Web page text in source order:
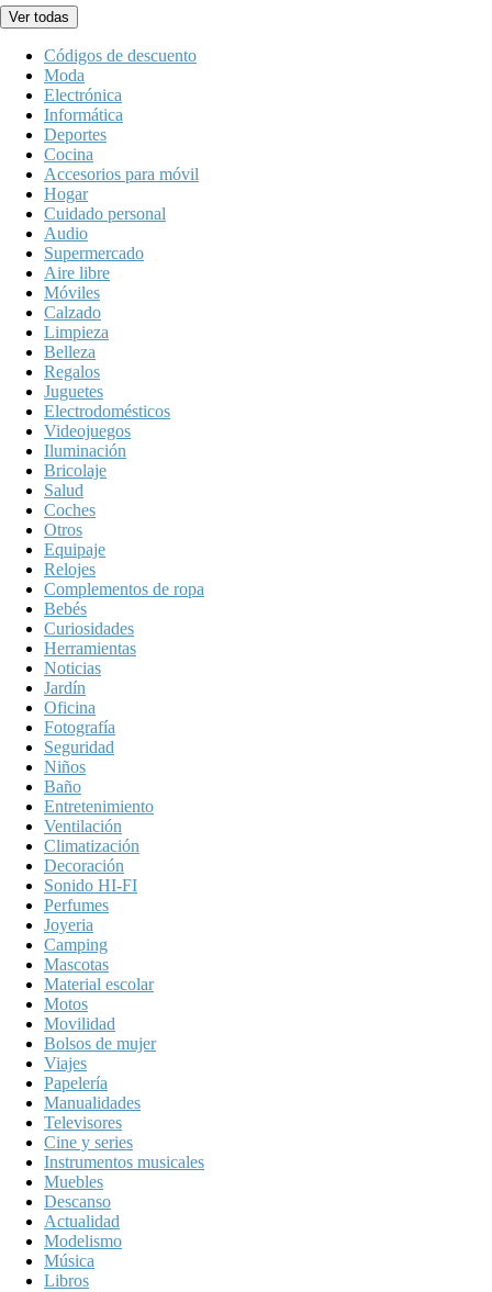
Ver todas
Códigos de descuento
Moda
Electrónica
Informática
Deportes
Cocina
Accesorios para móvil
Hogar
Cuidado personal
Audio
Supermercado
Aire libre
Móviles
Calzado
Limpieza
Belleza
Regalos
Juguetes
Electrodomésticos
Videojuegos
Iluminación
Bricolaje
Salud
Coches
Otros
Equipaje
Relojes
Complementos de ropa
Bebés
Curiosidades
Herramientas
Noticias
Jardín
Oficina
Fotografía
Seguridad
Niños
Baño
Entretenimiento
Ventilación
Climatización
Decoración
Sonido HI-FI
Perfumes
Joyeria
Camping
Mascotas
Material escolar
Motos
Movilidad
Bolsos de mujer
Viajes
Papelería
Manualidades
Televisores
Cine y series
Instrumentos musicales
Muebles
Descanso
Actualidad
Modelismo
Música
Libros